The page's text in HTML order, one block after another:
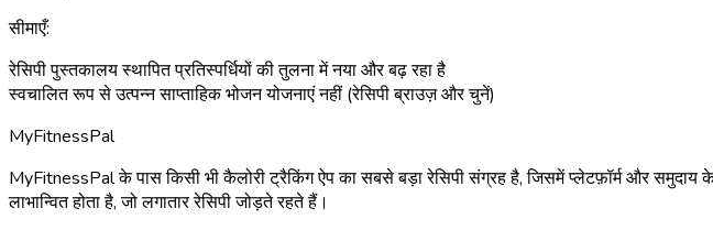
सीमाएँ:
रेसिपी पुस्तकालय स्थापित प्रतिस्पर्धियों की तुलना में नया और बढ़ रहा है
स्वचालित रूप से उत्पन्न साप्ताहिक भोजन योजनाएं नहीं (रेसिपी ब्राउज़ और चुनें)
MyFitnessPal
MyFitnessPal के पास किसी भी कैलोरी ट्रैकिंग ऐप का सबसे बड़ा रेसिपी संग्रह है, जिसमें प्लेटफ़ॉर्म और
लाभान्वित होता है, जो लगातार रेसिपी जोड़ते रहते हैं।